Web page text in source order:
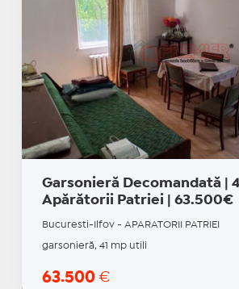
Garsonieră Decomandată |
Apărătorii Patriei | 63.500€
Bucuresti-Ilfov - APARATORII PATRIEI
garsonieră, 41 mp utili
63.500 €